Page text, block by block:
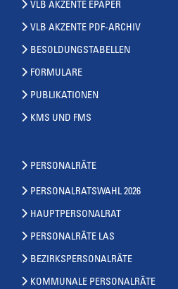
VLB AKZENTE EPAPER
VLB AKZENTE PDF-ARCHIV
BESOLDUNGSTABELLEN
FORMULARE
PUBLIKATIONEN
KMS UND FMS
PERSONALRÄTE
PERSONALRATSWAHL 2026
HAUPTPERSONALRAT
PERSONALRÄTE LAS
BEZIRKSPERSONALRÄTE
KOMMUNALE PERSONALRÄTE